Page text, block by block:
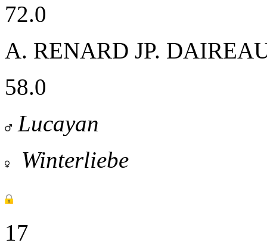
72.0
A. RENARD JP.
58.0
Lucayan
Winterliebe
17